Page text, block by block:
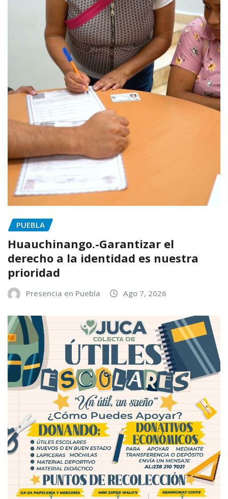
PUEBLA
Huauchinango.-Garantizar el
derecho a la identidad es nuestra
prioridad
Presencia en Puebla Ago 7, 2026